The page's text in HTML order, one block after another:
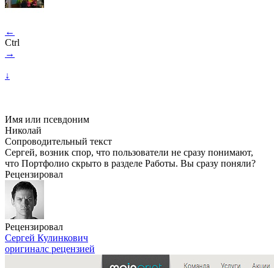
←
Ctrl
→
↓
Имя или псевдоним
Николай
Сопроводительный текст
Сергей, возник спор, что пользователи не сразу понимают,
что Портфолио скрыто в разделе Работы. Вы сразу поняли?
Рецензировал
Рецензировал
Сергей Кулинкович
оригиналс рецензией